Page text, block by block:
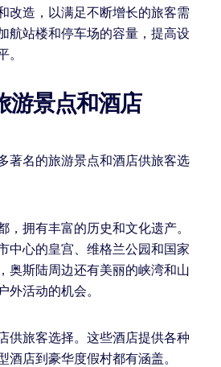
改造，以满足不断增长的旅客需
航站楼和停车场的容量，提高设
游景点和酒店
著名的旅游景点和酒店供旅客选
，拥有丰富的历史和文化遗产。
中心的皇宫、维格兰公园和国家
奥斯陆周边还有美丽的峡湾和山
外活动的机会。
供旅客选择。这些酒店提供各种
酒店到豪华度假村都有涵盖。